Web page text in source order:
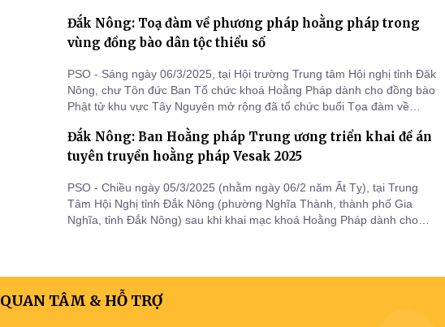
Nông.
Đắk Nông: Toạ đàm về phương pháp hoằng pháp trong
vùng đồng bào dân tộc thiểu số
PSO - Sáng ngày 06/3/2025, tại Hội trường Trung tâm Hội nghị tỉnh Đăk
Nông, chư Tôn đức Ban Tổ chức khoá Hoằng Pháp dành cho đồng bào
Phật tử khu vực Tây Nguyên mở rộng đã tổ chức buổi Tọa đàm về
biệt là các tỉnh Tây Nguyên và các tỉnh miền Trung như: Ninh Thuận,
Bình Thuận, Bình Phướ
Đắk Nông: Ban Hoằng pháp Trung ương triển khai đề án
tuyên truyền hoằng pháp Vesak 2025
PSO - Chiều ngày 05/3/2025 (nhằm ngày 06/2 năm Ất Tỵ), tại Trung
Tâm Hội Nghị tỉnh Đắk Nông (phường Nghĩa Thành, thành phố Gia
Nghĩa, tỉnh Đắk Nông) sau khi khai mạc khoá Hoằng Pháp dành cho
QUAN TÂM & HỖ TRỢ